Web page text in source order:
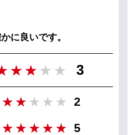
に良いです。
3
2
5